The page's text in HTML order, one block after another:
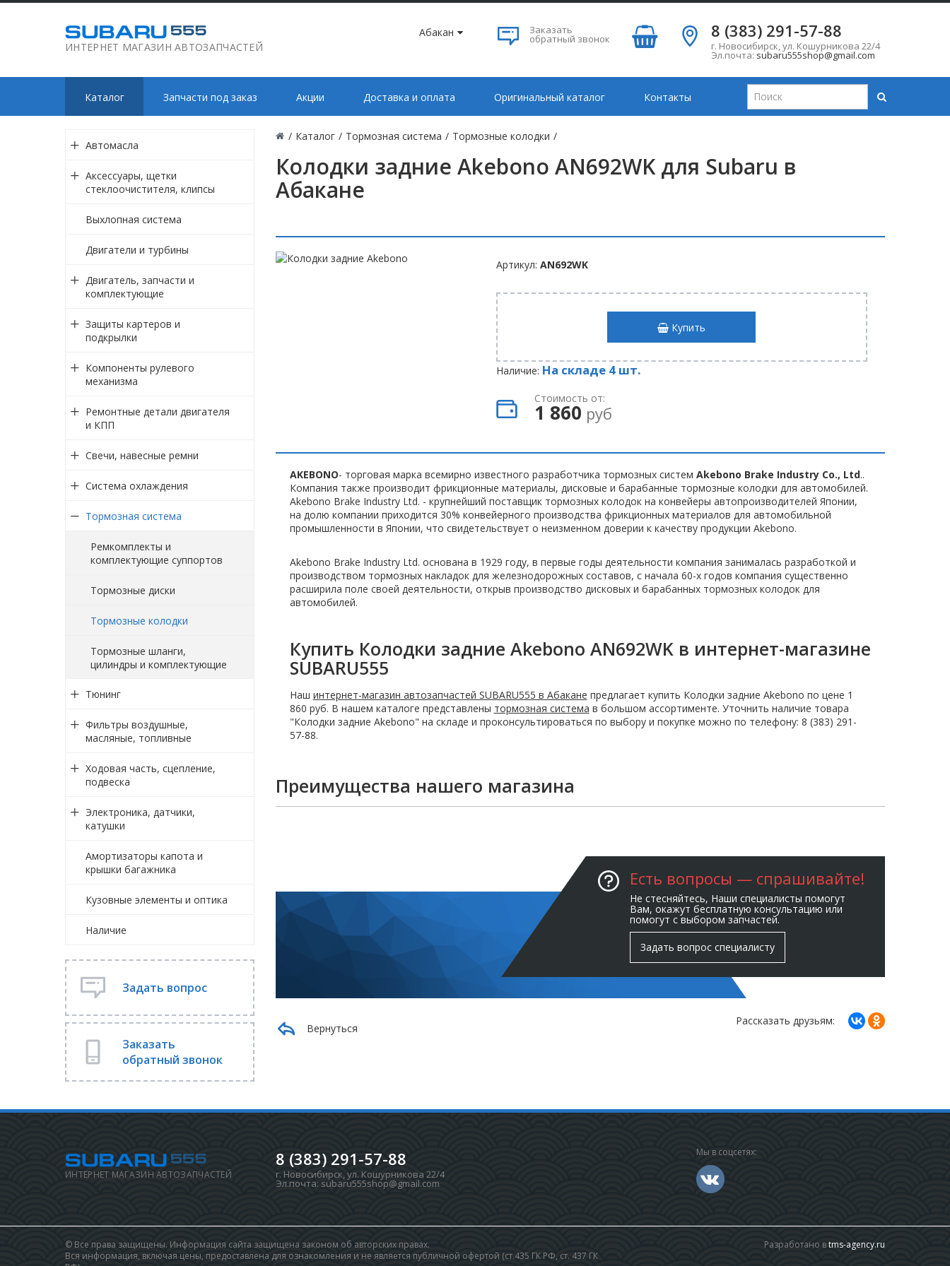
ИНТЕРНЕТ МАГАЗИН АВТОЗАПЧАСТЕЙ
Абакан Заказать
обратный звонок 8 (383) 291-57-88
г. Новосибирск,ул. Кошурникова 22/4
Эл.почта: subaru555shop@gmail.com
Каталог Запчасти под заказ Акции Доставка и оплата Оригинальный каталог Контакты
/ Каталог / Тормозная система / Тормозные колодки /
Колодки задние Akebono AN692WK для Subaru в
Абакане
Автомасла
Аксессуары, щетки
стеклоочистителя, клипсы
Выхлопная система
Двигатели и турбины
Двигатель, запчасти и
комплектующие
Защиты картеров и
подкрылки
Компоненты рулевого
механизма
Ремонтные детали двигателя
и КПП
Свечи, навесные ремни
Система охлаждения
Тормозная система
Ремкомплекты и
комплектующие суппортов
Тормозные диски
Тормозные колодки
Тормозные шланги,
цилиндры и комплектующие
Тюнинг
Фильтры воздушные,
масляные, топливные
Ходовая часть, сцепление,
подвеска
Электроника, датчики,
катушки
Амортизаторы капота и
крышки багажника
Кузовные элементы и оптика
Наличие
Задать вопрос
Заказать
обратный звонок
Артикул: AN692WK
Купить
Наличие: На складе 4 шт.
Стоимость от:
1 860 руб
AKEBONO- торговая марка всемирно известного разработчика тормозных систем Akebono Brake Industry Co., Ltd..
Компания также производит фрикционные материалы, дисковые и барабанные тормозные колодки для автомобилей.
Akebono Brake Industry Ltd. - крупнейший поставщик тормозных колодок на конвейеры автопроизводителей Японии,
на долю компании приходится 30% конвейерного производства фрикционных материалов для автомобильной
промышленности в Японии, что свидетельствует о неизменном доверии к качеству продукции Akebono.
Akebono Brake Industry Ltd. основана в 1929 году, в первые годы деятельности компания занималась разработкой и
производством тормозных накладок для железнодорожных составов, с начала 60-х годов компания существенно
расширила поле своей деятельности, открыв производство дисковых и барабанных тормозных колодок для
автомобилей.
Купить Колодки задние Akebono AN692WK в интернет-магазине
SUBARU555
Наш интернет-магазин автозапчастей SUBARU555 в Абакане предлагает купить Колодки задние Akebono по цене 1
860 руб. В нашем каталоге представлены тормозная система в большом ассортименте. Уточнить наличие товара
"Колодки задние Akebono" на складе и проконсультироваться по выбору и покупке можно по телефону: 8 (383) 291-
57-88.
Преимущества нашего магазина
Есть вопросы — спрашивайте!
Не стесняйтесь, Наши специалисты помогут
Вам, окажут бесплатную консультацию или
помогут с выбором запчастей.
Задать вопрос специалисту
Вернуться
Рассказать друзьям:
ИНТЕРНЕТ МАГАЗИН АВТОЗАПЧАСТЕЙ
8 (383) 291-57-88
г. Новосибирск,ул. Кошурникова 22/4
Эл.почта: subaru555shop@gmail.com
Мы в соцсетях:
© Все права защищены. Информация сайта защищена законом об авторских правах.
Вся информация, включая цены, предоставлена для ознакомления и не является публичной офертой (ст.435 ГК РФ, cт. 437 ГК
Разработано вtms-agency.ru